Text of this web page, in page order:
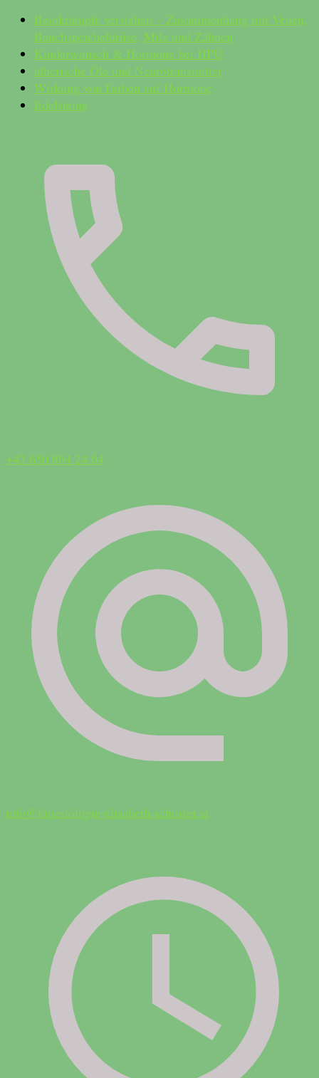
Beinkrämpfe verstehen – Zusammenhang mit Venen,
Bauchspeicheldrüse, Milz und Zähnen
Kinderwunsch & Hormone bei HPU
ätherische Öle und Neurotransmitter
Wirkung von Farben auf Hormone
Edelsteine
+43 650 864 24 64
info@kinesiologie-elisabeth-schuster.at